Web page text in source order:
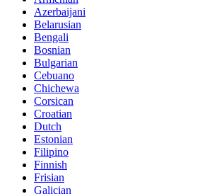
Azerbaijani
Belarusian
Bengali
Bosnian
Bulgarian
Cebuano
Chichewa
Corsican
Croatian
Dutch
Estonian
Filipino
Finnish
Frisian
Galician